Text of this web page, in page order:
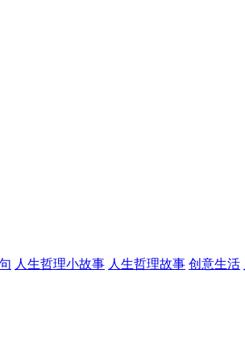
人生哲理小故事 人生哲理故事 创意生活